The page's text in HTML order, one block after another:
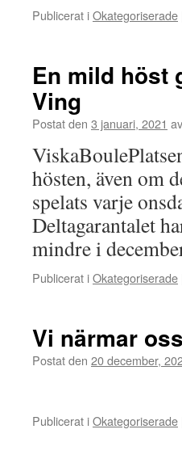
Publicerat iOkategoriserade
En mild höst
Ving
Postat den 3 januari, 2021 av
hösten, även om
spelats varje
Deltagarantalet
mindre i
Publicerat iOkategoriserade
Vi närmar
Postat den 20 december,
Publicerat iOkategoriserade